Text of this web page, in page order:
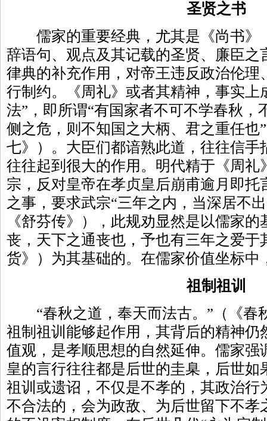
圣贤之书
儒家的重要经典，尤其是《尚书》
辞语句、观点及其记载的圣贤、廉臣之
律典的补充作用，对帝王违反政治伦理
行制约。《周礼》或者其精神，事实上
法”，即所谓“有国家者不可不学春秋，
侧之危，则不知国之大柄、君之重任也
七》）。大臣们都谙熟此道，往往信手
往往起到很大的作用。明代精于《周礼
宗，反对皇帝在孝贞皇后崩甫逾月即托
之事，要求武宗“三年之内，当深居不
《舒芬传》），此规劝显然是以儒家
丧，天下之通丧也，予也有三年之爱于
货》）为其基础的。在儒家价值坐标中
祖制祖训
“春秋之道，奉天而法古。”（《春
祖制祖训能够起作用，其背后的精神仍
值观，是孝顺思想的自然延伸。儒家强
皇的言行往往都是后世的圭臬，后世
祖训或遗诏，不仅是不孝的，其政治行
不合法的，会为政敌、为后世留下不孝